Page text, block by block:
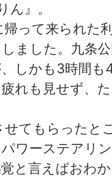
ん』。
って来られた
ました。九条
しかも3時間も
れも見せず、
せてもらったと
ワーステアリ
と言えばおわ